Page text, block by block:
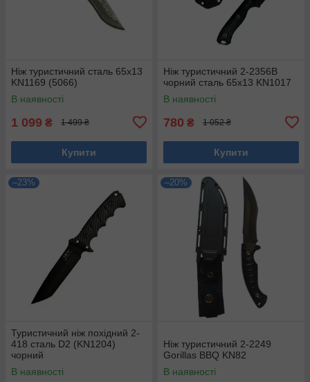
Ніж туристичний сталь 65х13
KN1169 (5066)
В наявності
1 099 ₴ 1 499 ₴
Купити
Ніж туристичний 2-2356В
чорний сталь 65х13 KN1017
В наявності
780 ₴ 1 052 ₴
Купити
–23%
Туристичний ніж похідний 2-
418 сталь D2 (KN1204)
чорний
В наявності
–20%
Ніж туристичний 2-2249
Gorillas BBQ KN82
В наявності